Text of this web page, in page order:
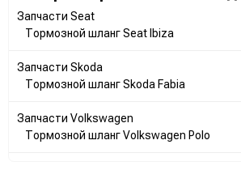
Запчасти Seat
Тормозной шланг Seat Ibiza
Запчасти Skoda
Тормозной шланг Skoda Fabia
Запчасти Volkswagen
Тормозной шланг Volkswagen Polo